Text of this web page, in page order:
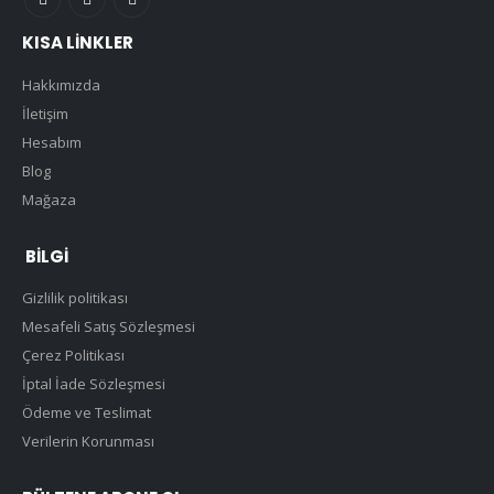
KISA LINKLER
Hakkımızda
İletişim
Hesabım
Blog
Mağaza
BILGI
Gizlilik politikası
Mesafeli Satış Sözleşmesi
Çerez Politikası
İptal İade Sözleşmesi
Ödeme ve Teslimat
Verilerin Korunması